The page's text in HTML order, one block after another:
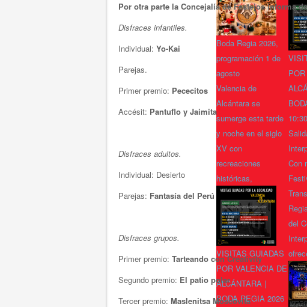
Boda Regia 2026,
programación 1 de
agosto
Valencia de
Alcántara se
sumerge esta tarde
y noche en el siglo
XV con
recreaciones
históricas,
VISITAS GUIADAS
POR VALENCIA DE
ALCÁNTARA |
BODA REGIA 2026
10:30
Con
del
Por otra parte la Concejalía de Festejos informa
Disfraces infantiles.
Individual: Yo-Kai
Parejas.
Primer premio: Pececitos
Accésit: Pantuflo y Jaimita
Disfraces adultos.
Individual: Desierto
Parejas: Fantasía del Perú
Disfraces grupos.
Primer premio: Tarteando con Creativity
Segundo premio: El patio polar
Tercer premio: Maslenitsa Moscovita